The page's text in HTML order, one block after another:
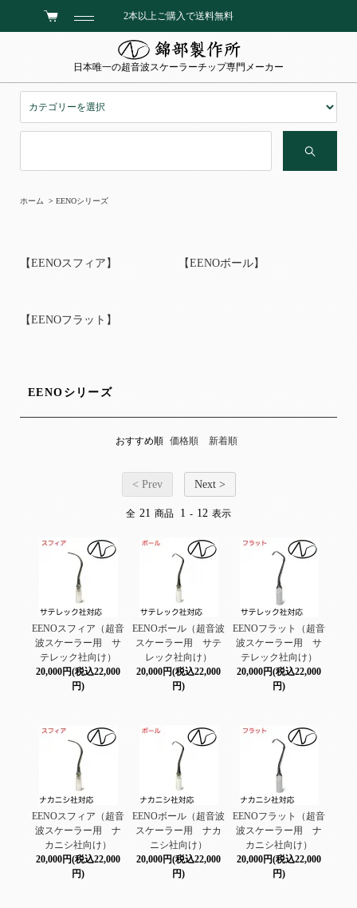
2本以上ご購入で送料無料
日本唯一の超音波スケーラーチップ専門メーカー
ホーム > EENOシリーズ
【EENOスフィア】 【EENOボール】
【EENOフラット】
EENOシリーズ
おすすめ順 価格順 新着順
< Prev Next >
全 21 商品 1 - 12 表示
EENOスフィア（超音
波スケーラー用 サ
テレック社向け）
20,000円(税込22,000
円)
EENOボール（超音波
スケーラー用 サテ
レック社向け）
20,000円(税込22,000
円)
EENOフラット（超音
波スケーラー用 サ
テレック社向け）
20,000円(税込22,000
円)
EENOスフィア（超音
波スケーラー用 ナ
カニシ社向け）
20,000円(税込22,000
円)
EENOボール（超音波
スケーラー用 ナカ
ニシ社向け）
20,000円(税込22,000
円)
EENOフラット（超音
波スケーラー用 ナ
カニシ社向け）
20,000円(税込22,000
円)